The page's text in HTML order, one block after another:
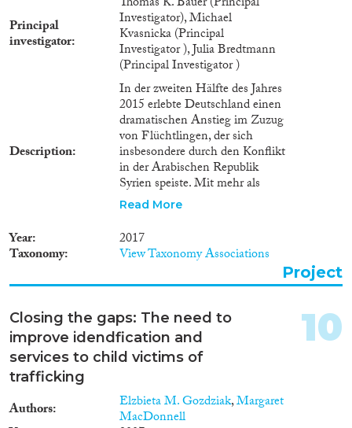
Principal
investigator
Investigator), Michael
Kvasnicka (Principal
Investigator ), Julia Bredtmann
(Principal Investigator )
Description
In der zweiten Hälfte des Jahres
2015 erlebte Deutschland einen
dramatischen Anstieg im Zuzug
von Flüchtlingen, der sich
insbesondere durch den Konflikt
in der Arabischen Republik
Syrien speiste. Mit mehr als
einer Million Hilfesuchender im
Massenzustrom von
Flüchtlingen nach Deutschland
der größte seiner Art seit den
frühen 1990er Jahren. Die
dieser Flüchtlinge stellt
Deutschland vor eine Reihe von
Herausforderungen, sowohl aus
wirtschaftlicher, als auch
Unterbringung und Integration
von Flüchtlingen belastet die
Read More
Year 2017
Taxonomy View Taxonomy Associations
Project
Closing the gaps: The need to
improve idendfication and
services to child victims of
trafficking
Authors Elzbieta M. Gozdziak,Margaret
MacDonnell
10